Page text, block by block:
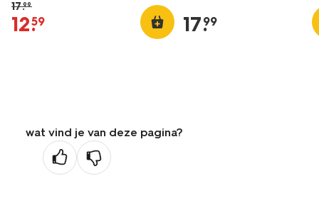
17.99
12.
59 17.
99
wat vind je van deze pagina?